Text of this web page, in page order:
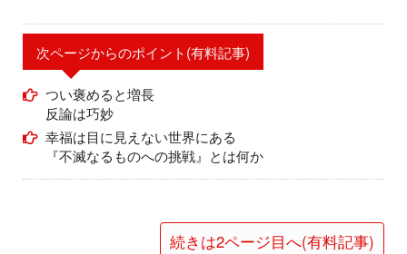
次ページからのポイント(有料記事)
つい褒めると増長
反論は巧妙
幸福は目に見えない世界にある
『不滅なるものへの挑戦』とは何か
続きは2ページ目へ(有料記事)